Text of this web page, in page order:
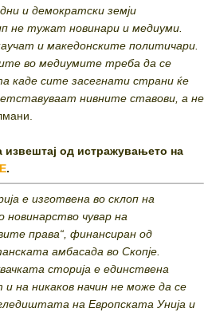
и демократски земји
не тужат новинари и медиуми
и македонските политичари
во медиумите треба да се
каде сите засегнати страни ќе
нивните ставови а не
извештај од истражувањето на
.
е изготвена во склоп на
чувар на
права“, финансиран од
амбасада во Скопје.
сторија е единствена
на никаков начин не може да се
на Европската Унија и